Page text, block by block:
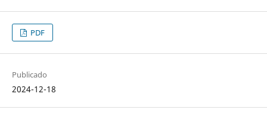
PDF
Publicado
2024-12-18